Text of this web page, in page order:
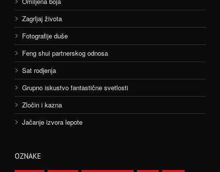
Zagrljaj života
Fotografije duše
Feng shui partnerskog odnosa
Sat rodjenja
Grupno iskustvo fantastične svetlosti
Zločin i kazna
Jačanje izvora lepote
OZNAKE